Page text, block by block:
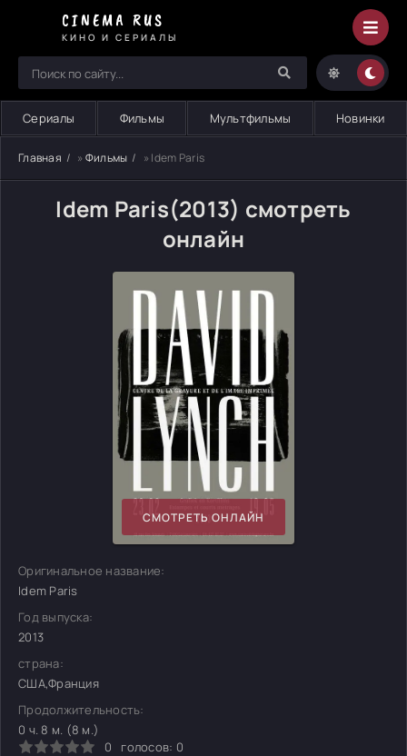
CINEMA RUS
КИНО И СЕРИАЛЫ
Сериалы Фильмы Мультфильмы Новинки
Главная » Фильмы » Idem Paris
Idem Paris(2013) смотреть
онлайн
СМОТРЕТЬ ОНЛАЙН
Оригинальное название:
Idem Paris
Год выпуска:
2013
страна:
США,Франция
Продолжительность:
0 ч. 8 м. (8 м.)
0
голосов: 0